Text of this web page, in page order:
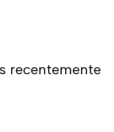
recentemente